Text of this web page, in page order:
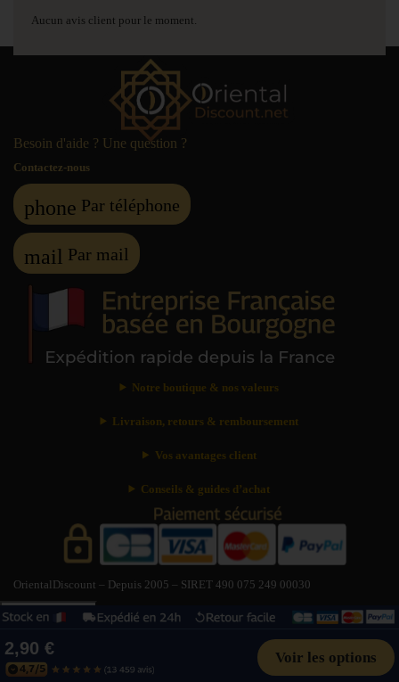
Aucun avis client pour le moment.
2,90 €
Voir les options
Besoin d'aide ? Une question ?
Contactez-nous
phone Par téléphone
mail Par mail
Notre boutique & nos valeurs
Livraison, retours & remboursement
Vos avantages client
Conseils & guides d’achat
OrientalDiscount – Depuis 2005 – SIRET 490 075 249 00030
Besoin d’aide ?
?
Livraison : délais & tarifs
Paiement sécurisé
Retour & remboursement
Problème avec un article Contacter le service client